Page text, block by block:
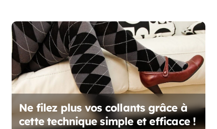
Ne filez plus vos collants grâce à
cette technique simple et efficace !